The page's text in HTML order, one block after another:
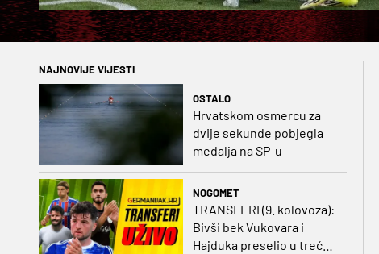
NAJNOVIJE VIJESTI
OSTALO
Hrvatskom osmercu za
dvije sekunde pobjegla
medalja na SP-u
NOGOMET
TRANSFERI (9. kolovoza):
Bivši bek Vukovara i
Hajduka preselio u treću